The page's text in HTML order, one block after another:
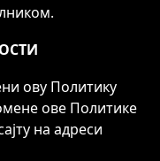
ову Политику
ове Политике
на адреси